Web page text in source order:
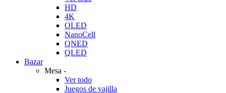
HD
4K
OLED
NanoCell
QNED
QLED
Bazar
Mesa -
Ver todo
Juegos de vajilla